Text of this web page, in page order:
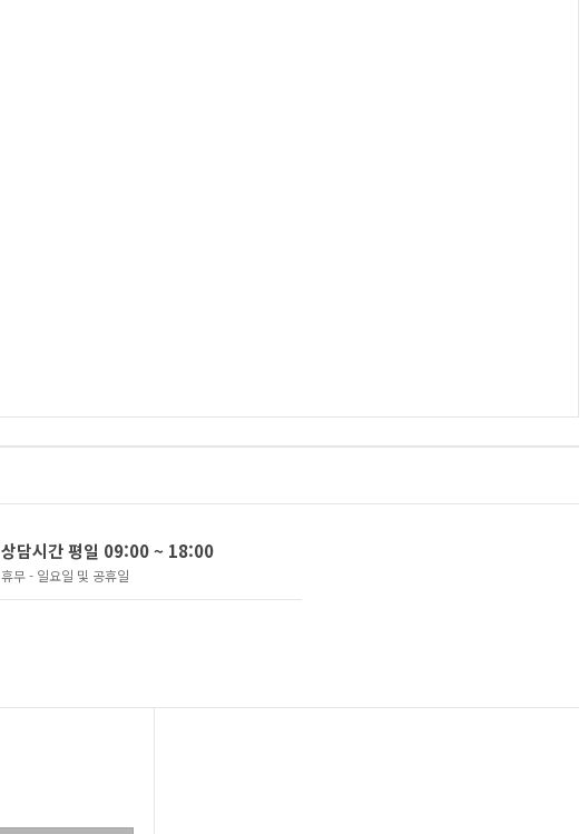
상담시간 평일 09:00 ~ 18:00
휴무 - 일요일 및 공휴일